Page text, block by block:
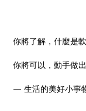
你將了解，什麼是
你將可以，動手做
— 生活的美好小事